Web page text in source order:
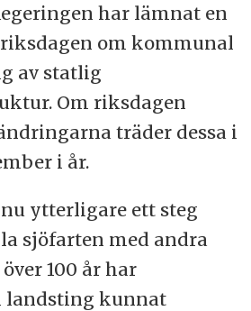
har lämnat en
om kommunal
av statlig
Om riksdagen
träder dessa i
i år.
ytterligare ett steg
sjöfarten med andra
100 år har
landsting kunnat